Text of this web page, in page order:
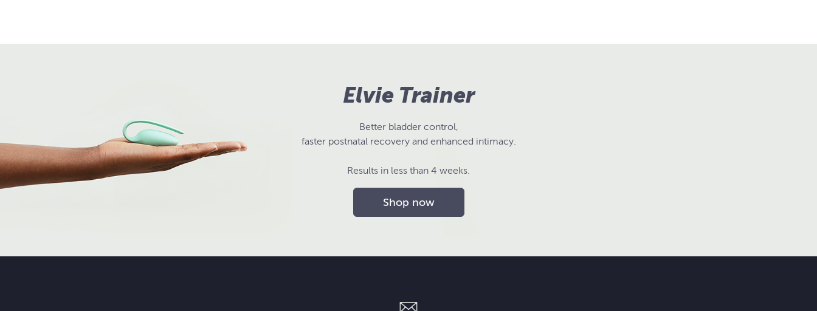
Elvie Trainer
Better bladder control,
faster postnatal recovery and enhanced intimacy.
Results in less than 4 weeks.
Shop now